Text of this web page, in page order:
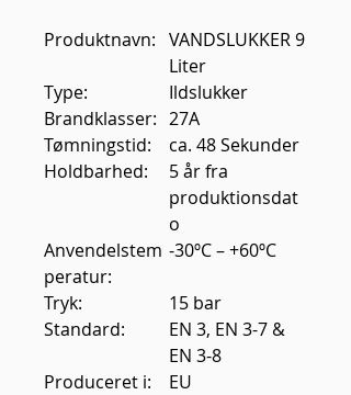
Produktnavn: VANDSLUKKER 9
Liter
Type:
Ildslukker
Brandklasser: 27A
Tømningstid:
ca. 48 Sekunder
Holdbarhed:
5 år fra
produktionsdat
o
Anvendelstem
peratur:
-30ºC – +60ºC
Tryk:
15 bar
Standard:
EN 3, EN 3-7 &
EN 3-8
Produceret i:
EU